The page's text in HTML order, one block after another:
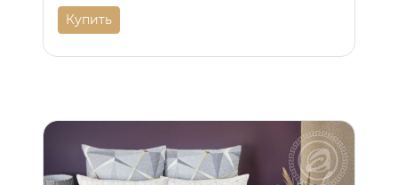
Купить